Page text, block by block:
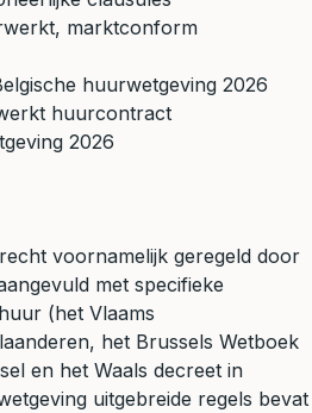
marktconform
huurwetgeving 2026
huurcontract
2026
voornamelijk geregeld door
met specifieke
(het Vlaams
het Brussels Wetboek
en het Waals decreet in
uitgebreide regels bevat